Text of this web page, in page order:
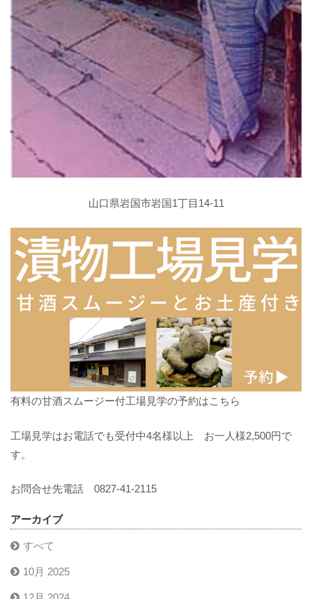
山口県岩国市岩国1丁目14-11
有料の甘酒スムージー付工場見学の予約はこちら
工場見学はお電話でも受付中4名様以上 お一人様2,500円で
す。
お問合せ先電話 0827-41-2115
アーカイブ
すべて
10月 2025